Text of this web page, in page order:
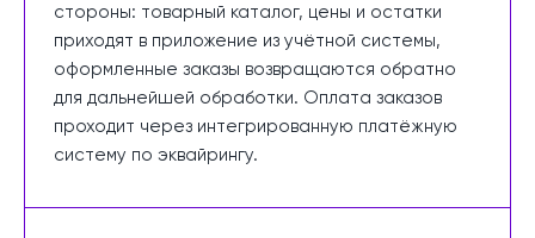
стороны: товарный каталог, цены и остатки
приходят в приложение из учётной системы,
оформленные заказы возвращаются обратно
для дальнейшей обработки. Оплата заказов
проходит через интегрированную платёжную
систему по эквайрингу.